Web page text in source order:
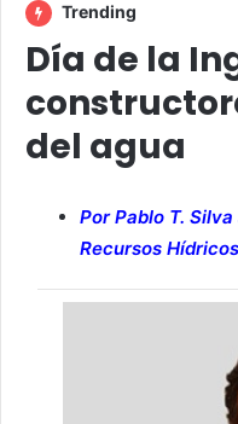
Trending
Día de la
del agua
Por Pablo T.
Recursos